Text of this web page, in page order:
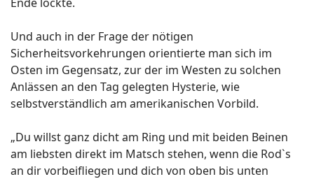
Und auch in der Frage der nötigen
Sicherheitsvorkehrungen orientierte man sich im
Osten im Gegensatz, zur der im Westen zu solchen
Anlässen an den Tag gelegten Hysterie, wie
selbstverständlich am amerikanischen Vorbild.
„Du willst ganz dicht am Ring und mit beiden Beinen
am liebsten direkt im Matsch stehen, wenn die Rod`s
an dir vorbeifliegen und dich von oben bis unten